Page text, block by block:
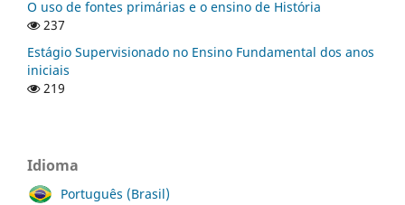
O uso de fontes primárias e o ensino de História
237
Estágio Supervisionado no Ensino Fundamental dos anos
iniciais
219
Idioma
Português (Brasil)